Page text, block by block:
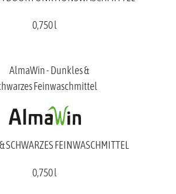
0,750 l
SCHWARZES FEINWASCHMITTEL
0,750 l